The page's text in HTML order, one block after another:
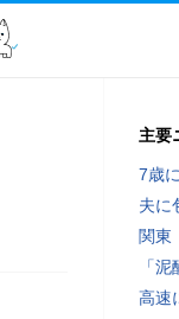
主要
7歳
夫に
関東
「
高速